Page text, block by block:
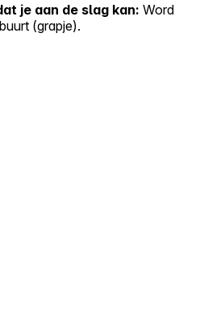
je aan de slag kan: Word
(grapje).